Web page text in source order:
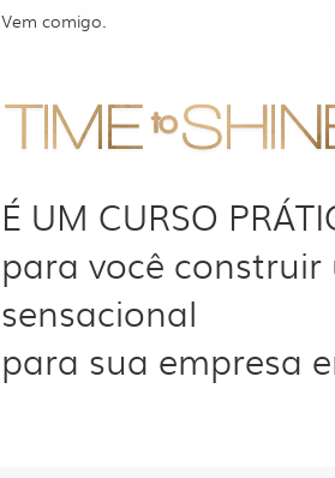
Vem comigo.
É UM CURSO
para você
sensacional
para sua empresa